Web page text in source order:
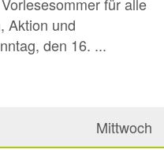
Aktion und
den 16. ...
Mittwoch